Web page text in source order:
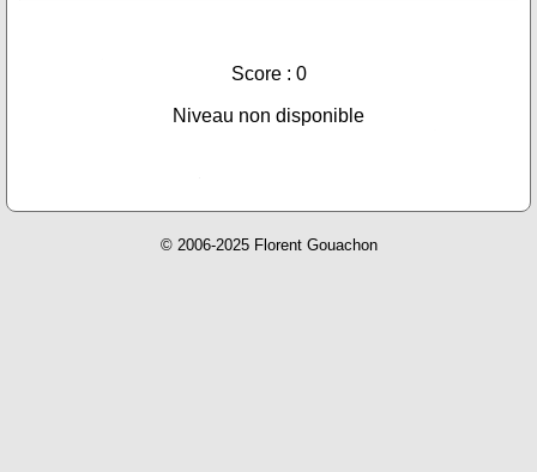
Score : 0
Niveau non disponible
© 2006-2025 Florent Gouachon